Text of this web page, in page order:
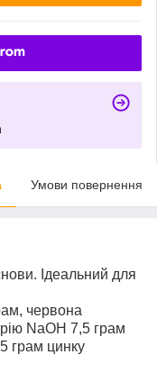
Умови повернення
Ідеальний для
червона
NaOH 7,5 грам
грам цинку